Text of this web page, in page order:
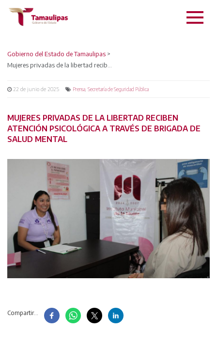
Gobierno del Estado de Tamaulipas >
22 de junio de 2025 Prensa Secretaría de Seguridad Pública
MUJERES PRIVADAS DE LA LIBERTAD RECIBEN
ATENCIÓN PSICOLÓGICA A TRAVÉS DE BRIGADA DE
SALUD MENTAL
Compartir...